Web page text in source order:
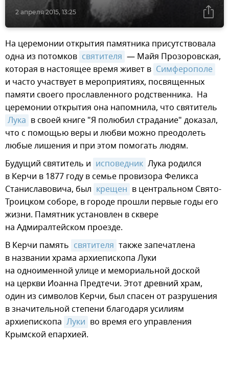
2 апреля 2015, 13:25
На церемонии открытия памятника присутствовала
одна из потомков святителя — Майя Прозоровская,
которая в настоящее время живет в Симферополе
и часто участвует в мероприятиях, посвященных
памяти своего прославленного родственника. На
церемонии открытия она напомнила, что святитель
Лука в своей книге "Я полюбил страдание" доказал,
что с помощью веры и любви можно преодолеть
любые лишения и при этом помогать людям.
Будущий святитель и исповедник Лука родился
в Керчи в 1877 году в семье провизора Феликса
Станиславовича, был крещен в центральном Свято-
Троицком соборе, в городе прошли первые годы его
жизни. Памятник установлен в сквере
на Адмиралтейском проезде.
В Керчи память святителя также запечатлена
в названии храма архиепископа Луки
на одноименной улице и мемориальной доской
на церкви Иоанна Предтечи. Этот древний храм,
один из символов Керчи, был спасен от разрушения
в значительной степени благодаря усилиям
архиепископа Луки во время его управления
Крымской епархией.